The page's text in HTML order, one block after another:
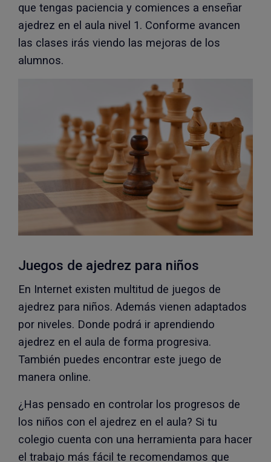
que tengas paciencia y comiences a enseñar
ajedrez en el aula nivel 1. Conforme avancen
las clases irás viendo las mejoras de los
alumnos.
Juegos de ajedrez para niños
En Internet existen multitud de juegos de
ajedrez para niños. Además vienen adaptados
por niveles. Donde podrá ir aprendiendo
ajedrez en el aula de forma progresiva.
También puedes encontrar este juego de
manera online.
¿Has pensado en controlar los progresos de
los niños con el ajedrez en el aula? Si tu
colegio cuenta con una herramienta para hacer
el trabajo más fácil te recomendamos que